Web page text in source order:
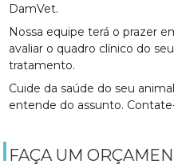
DamVet.
Nossa equipe terá o prazer
avaliar o quadro clínico do
tratamento.
Cuide da saúde do seu
entende do assunto.
FAÇA UM